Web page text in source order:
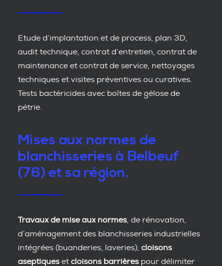
Etude d’implantation et de process, plan 3D,
audit technique, contrat d’entretien, contrat de
maintenance et contrat de service, nettoyages
techniques et visites préventives ou curatives.
Tests bactéricides avec boîtes de gélose de
pétrie.
Mises aux normes de
blanchisseries à Belbeuf
(76) et sa région.
Travaux de mise aux normes , de rénovation,
d’aménagement des blanchisseries industrielles
intégrées (buanderies, laveries), cloisons
aseptiques et cloisons barrières pour délimiter